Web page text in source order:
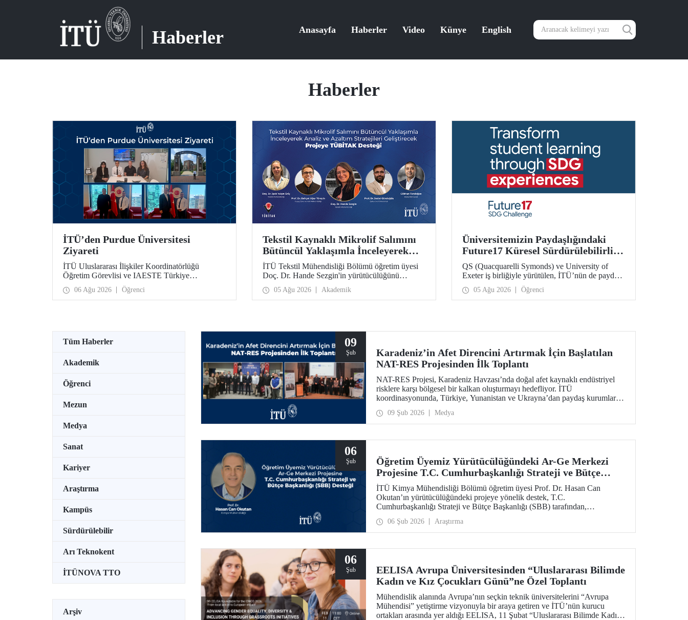
Haberler Anasayfa Haberler Video Künye English
Haberler
İTÜ’den Purdue Üniversitesi
Ziyareti
İTÜ Uluslararası İlişkiler Koordinatörlüğü
Öğretim Görevlisi ve IAESTE Türkiye
Sorumlusu Cahit Okan, akademik ilişkileri ve iş
birliğini geliştirmek amacıyla 20-27 Temmuz
tarihlerinde ABD’de dünyanın önde gelen
06 Ağu 2026 Öğrenci
Tekstil Kaynaklı Mikrolif Salımını
Bütüncül Yaklaşımla İnceleyerek
Analiz ve Azaltım Stratejileri
Geliştirecek Projeye TÜBİTAK
Desteği
İTÜ Tekstil Mühendisliği Bölümü öğretim üyesi
Doç. Dr. Hande Sezgin'in yürütücülüğünü
üstlendiği “Sürdürülebilir Pamuk ve Polyester
Esaslı Tekstil Ürünlerinde Kullanım Koşullarına
Bağlı Mikrolif Salımı: Aşınma, UV Maruziyeti ve
proje, TÜBİTAK 2515 – COST Aksiyon Üyeleri
Ar-Ge Destek Programı kapsamında
desteklenmeye hak kazandı.
05 Ağu 2026 Akademik
Üniversitemizin Paydaşlığındaki
Future17 Küresel Sürdürülebilirlik
Proje Programı, Öğrencilerimizin
Başvurularını Bekliyor
QS (Quacquarelli Symonds) ve University of
Exeter iş birliğiyle yürütülen, İTÜ’nün de paydaşı
olduğu Future17 Küresel Sürdürülebilirlik Proje
Programı için yeni dönem öğrenci başvuruları
açıldı. Başvurular için son gün 31 Ağustos!
05 Ağu 2026 Öğrenci
Tüm Haberler
Akademik
Öğrenci
Mezun
Medya
Sanat
Kariyer
Araştırma
Kampüs
Sürdürülebilir
Arı Teknokent
İTÜNOVA TTO
Arşiv
09
Şub
Karadeniz’in Afet Direncini Artırmak İçin Başlatılan
NAT-RES Projesinden İlk Toplantı
NAT-RES Projesi, Karadeniz Havzası’nda doğal afet kaynaklı endüstriyel
risklere karşı bölgesel bir kalkan oluşturmayı hedefliyor. İTÜ
koordinasyonunda, Türkiye, Yunanistan ve Ukrayna’dan paydaş kurumların
Ayazağa Yerleşkemizde yapıldı.
09 Şub 2026 Medya
06
Şub
Öğretim Üyemiz Yürütücülüğündeki Ar-Ge Merkezi
Projesine T.C. Cumhurbaşkanlığı Strateji ve Bütçe
Başkanlığı (SBB) Desteği
İTÜ Kimya Mühendisliği Bölümü öğretim üyesi Prof. Dr. Hasan Can
Okutan’ın yürütücülüğündeki projeye yönelik destek, T.C.
Cumhurbaşkanlığı Strateji ve Bütçe Başkanlığı (SBB) tarafından,
sahip olacak Teknolojik Araştırma Laboratuvar Binası’nın yapımı onaylandı.
06 Şub 2026 Araştırma
06
Şub
EELISA Avrupa Üniversitesinden “Uluslararası Bilimde
Kadın ve Kız Çocukları Günü”ne Özel Toplantı
Mühendislik alanında Avrupa’nın seçkin teknik üniversitelerini “Avrupa
Mühendisi” yetiştirme vizyonuyla bir araya getiren ve İTÜ’nün kurucu
ortakları arasında yer aldığı EELISA, 11 Şubat “Uluslararası Bilimde Kadın